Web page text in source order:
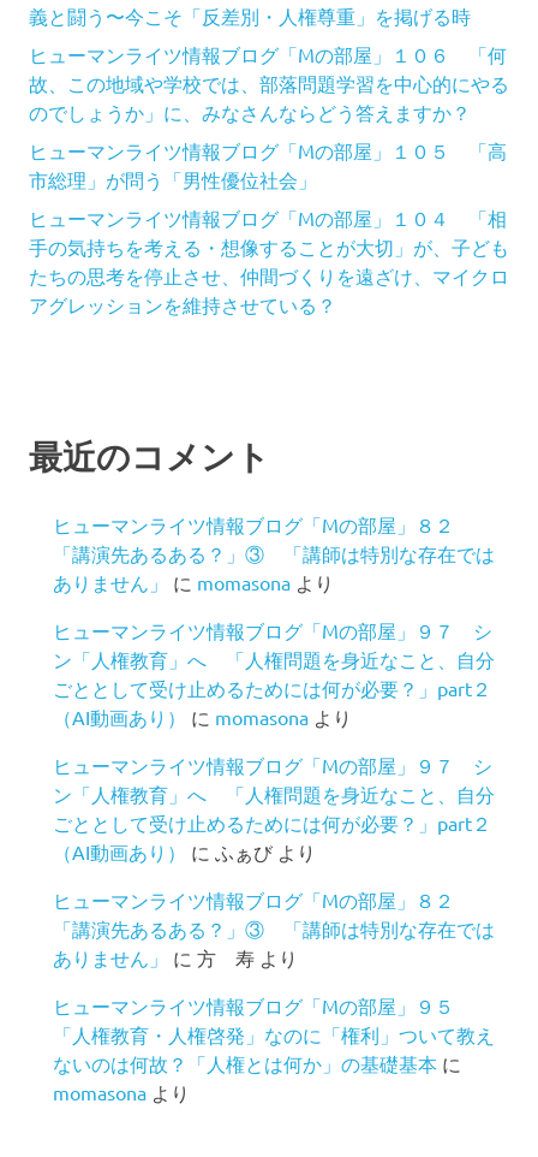
義と闘う〜今こそ「反差別・人権尊重」を掲げる時
ヒューマンライツ情報ブログ「Mの部屋」１０６ 「何
故、この地域や学校では、部落問題学習を中心的にやる
のでしょうか」に、みなさんならどう答えますか？
ヒューマンライツ情報ブログ「Mの部屋」１０５ 「高
市総理」が問う「男性優位社会」
ヒューマンライツ情報ブログ「Mの部屋」１０４ 「相
手の気持ちを考える・想像することが大切」が、子ども
たちの思考を停止させ、仲間づくりを遠ざけ、マイクロ
アグレッションを維持させている？
最近のコメント
ヒューマンライツ情報ブログ「Mの部屋」８２
「講演先あるある？」③ 「講師は特別な存在では
ありません」
に momasona より
ヒューマンライツ情報ブログ「Mの部屋」９７ シ
ン「人権教育」へ 「人権問題を身近なこと、自分
ごととして受け止めるためには何が必要？」part２
（AI動画あり）
に momasona より
ヒューマンライツ情報ブログ「Mの部屋」９７ シ
ン「人権教育」へ 「人権問題を身近なこと、自分
ごととして受け止めるためには何が必要？」part２
（AI動画あり）
に ふぁび より
ヒューマンライツ情報ブログ「Mの部屋」８２
「講演先あるある？」③ 「講師は特別な存在では
ありません」
に 方 寿 より
ヒューマンライツ情報ブログ「Mの部屋」９５
「人権教育・人権啓発」なのに「権利」ついて教え
ないのは何故？「人権とは何か」の基礎基本 に
momasona より